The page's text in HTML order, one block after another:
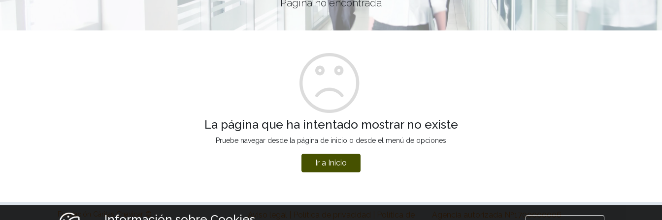
Página no encontrada
La página que ha intentado mostrar no existe
Pruebe navegar desde la página de inicio o desde el menú de opciones
Ir a Inicio
Fundación Cáritas Chavicar © Aviso legal | Política de privacidad | Política de Agencia autorizada Nº1700000006